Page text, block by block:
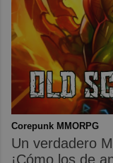
Corepunk MMORPG
Un verdadero
¡Cómo los de